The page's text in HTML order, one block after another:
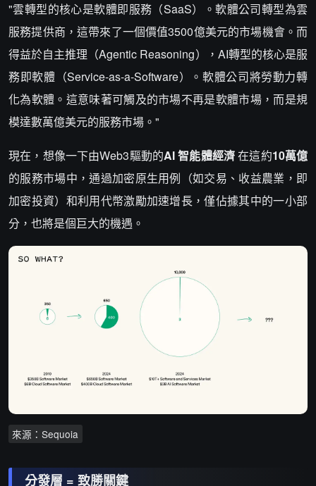
"雲轉型的核心是軟體即服務（SaaS）。軟體公司轉型為雲
服務提供商，這帶來了一個價值3500億美元的市場機會。而
得益於自主推理（Agentic Reasoning），AI轉型的核心是服
務即軟體（Service-as-a-Software）。軟體公司將勞動力轉
化為軟體。這意味著可觸及的市場不再是軟體市場，而是規
模達數萬億美元的服務市場。"
現在，想像一下由Web3驅動的AI智能體經濟在這約10萬億
的服務市場中，通過加密原生用例（如交易、收益農業，即
加密投資）和利用代幣激勵加速增長，僅佔據其中的一小部
分，也將是個巨大的機遇。
分發層 = 致勝關鍵